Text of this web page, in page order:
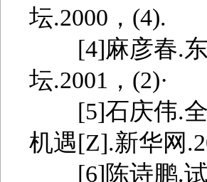
坛.2000，(4).
[4]麻彦春.东
坛.2001，(2)·
[5]石庆伟.全
机遇[Z].新华网
[6]陈诗鹏.试